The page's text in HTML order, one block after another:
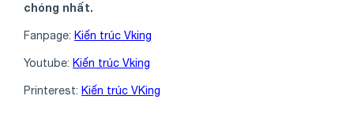
chóng nhất.
Fanpage: Kiến trúc Vking
Youtube: Kiến trúc Vking
Printerest: Kiến trúc VKing